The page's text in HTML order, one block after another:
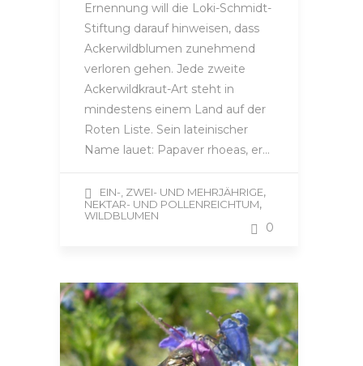
Ernennung will die Loki-Schmidt-
Stiftung darauf hinweisen, dass
Ackerwildblumen zunehmend
verloren gehen. Jede zweite
Ackerwildkraut-Art steht in
mindestens einem Land auf der
Roten Liste. Sein lateinischer
Name lauet: Papaver rhoeas, er…
EIN-, ZWEI- UND MEHRJÄHRIGE,
NEKTAR- UND POLLENREICHTUM,
WILDBLUMEN
0